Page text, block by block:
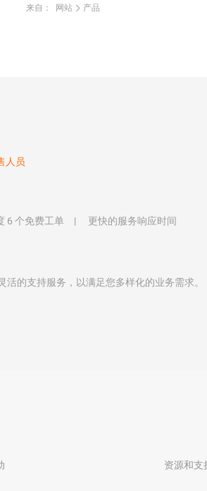
来自：
网站 产品
人员
6 个免费工单
更快的服务响应时间
活的支持服务，以满足您多样化的业务需求。
资源和支